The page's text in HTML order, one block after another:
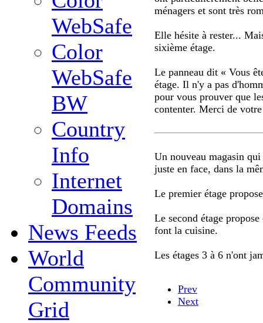
WebSafe
Color
WebSafe
BW
Country
Info
Internet
Domains
News Feeds
World
Community
Grid
ménagers et sont très
Elle hésite à rester...
sixième étage.
Le panneau dit « Vous
étage. Il n'y a pas
pour vous prouver que
contenter. Merci de
Un nouveau magasin
juste en face, dans la
Le premier étage
Le second étage
font la cuisine.
Les étages 3 à 6 n'ont
Prev
Next